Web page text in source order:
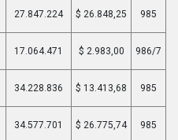
27.847.224 $ 26.848,25 985
17.064.471 $ 2.983,00 986/7
34.228.836 $ 13.413,68 985
34.577.701 $ 26.775,74 985